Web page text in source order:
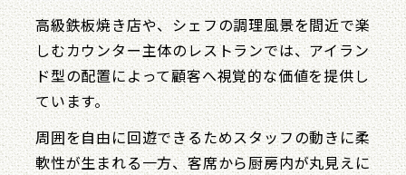
高級鉄板焼き店や、シェフの調理風景を間近で楽
しむカウンター主体のレストランでは、アイラン
ド型の配置によって顧客へ視覚的な価値を提供し
ています。
周囲を自由に回遊できるためスタッフの動きに柔
軟性が生まれる一方、客席から厨房内が丸見えに